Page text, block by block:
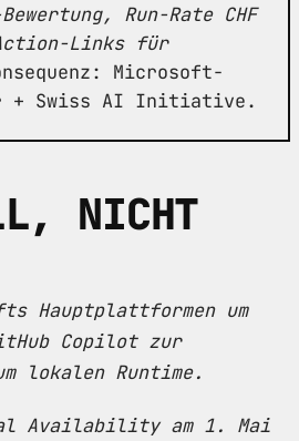
Run-Rate CHF
Links für
Microsoft-
+ Swiss AI Initiative.
NICHT
Hauptplattformen um
Copilot zur
lokalen Runtime.
Availability am 1. Mai